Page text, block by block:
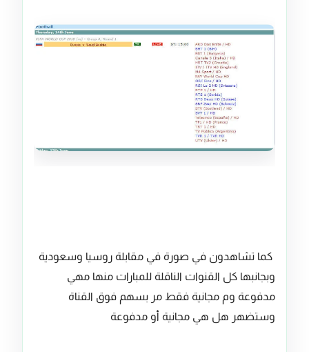
كما تشاهدون في صورة في مقابلة روسيا وسعودية
وبجانبها كل القنوات الناقلة للمبارات منها مهي
مدفوعة وم مجانية فقط مر بسهم فوق القناة
وستضهر هل هي مجانية أو مدفوعة